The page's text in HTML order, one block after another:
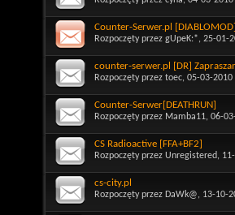
Counter-Serwer.pl
Rozpoczęty przez gUpeK:*, 25-01-
counter-serwer.pl [DR]
Rozpoczęty przez toec, 05-03-2010
Counter-Serwer[DEATHRUN]
Rozpoczęty przez Mamba11, 06-
CS Radioactive [FFA+BF2]
Rozpoczęty przez Unregistered,
cs-city.pl
Rozpoczęty przez DaWk@, 13-10-